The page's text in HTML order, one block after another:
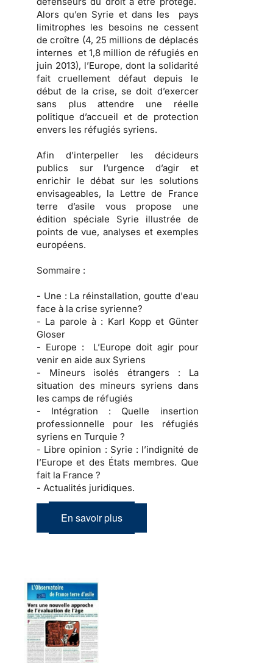
Alors qu’en Syrie et dans les pays
limitrophes les besoins ne cessent
de croître (4, 25 millions de déplacés
internes et 1,8 million de réfugiés en
juin 2013), l’Europe, dont la solidarité
fait cruellement défaut depuis le
début de la crise, se doit d’exercer
sans plus attendre une réelle
politique d’accueil et de protection
envers les réfugiés syriens.
Afin d’interpeller les décideurs
publics sur l’urgence d’agir et
enrichir le débat sur les solutions
envisageables, la Lettre de France
terre d’asile vous propose une
édition spéciale Syrie illustrée de
points de vue, analyses et exemples
européens.
Sommaire :
- Une : La réinstallation, goutte d'eau
face à la crise syrienne?
- La parole à : Karl Kopp et Günter
Gloser
- Europe : L’Europe doit agir pour
venir en aide aux Syriens
- Mineurs isolés étrangers : La
situation des mineurs syriens dans
les camps de réfugiés
- Intégration : Quelle insertion
professionnelle pour les réfugiés
syriens en Turquie ?
- Libre opinion : Syrie : l’indignité de
l’Europe et des États membres. Que
fait la France ?
- Actualités juridiques.
En savoir plus